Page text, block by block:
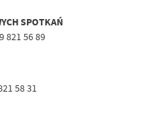
SPOTKAŃ
821 56 89
58 31